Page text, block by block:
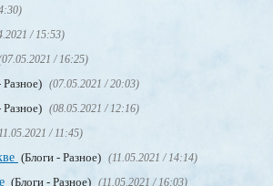
/ 15:53)
/ 16:25)
Разное) (07.05.2021 / 20:03)
Разное) (08.05.2021 / 12:16)
/ 11:45)
(Блоги - Разное) (11.05.2021 / 14:14)
(Блоги - Разное) (11.05.2021 / 16:03)